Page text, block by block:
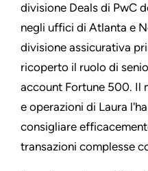
divisione Deals di PwC
negli uffici di Atlanta e
divisione assicurativa
ricoperto il ruolo di
account Fortune 500. Il
e operazioni di Laura
consigliare
transazioni complesse